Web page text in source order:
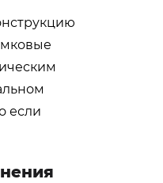
если